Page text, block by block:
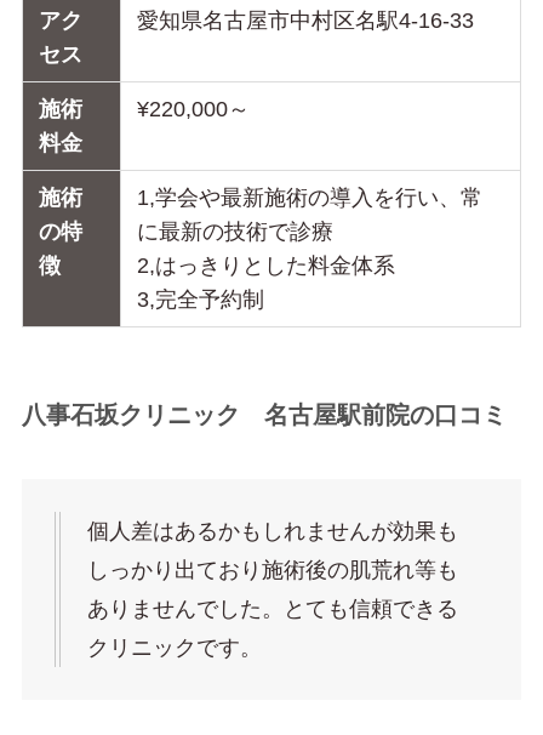
アク
セス
愛知県名古屋市中村区名駅4-16-33
施術
料金
¥220,000～
施術
の特
徴
1,学会や最新施術の導入を行い、常
に最新の技術で診療
2,はっきりとした料金体系
3,完全予約制
八事石坂クリニック 名古屋駅前院の口コミ
個人差はあるかもしれませんが効果も
しっかり出ており施術後の肌荒れ等も
ありませんでした。とても信頼できる
クリニックです。